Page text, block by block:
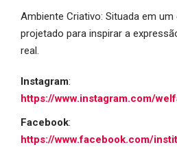
Ambiente Criativo: Situada em
projetado para inspirar a
real.
Instagram:
https://www.instagram.com/
Facebook:
https://www.facebook.com/